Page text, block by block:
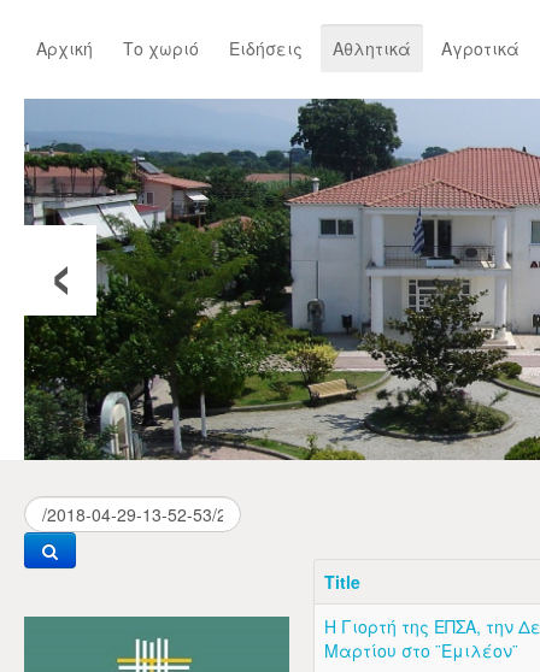
Αρχική Το χωριό Ειδήσεις Αθλητικά Αγροτικά
‹
Title
Η Γιορτή της ΕΠΣΑ, την
Μαρτίου στο ¨Εμιλέον¨